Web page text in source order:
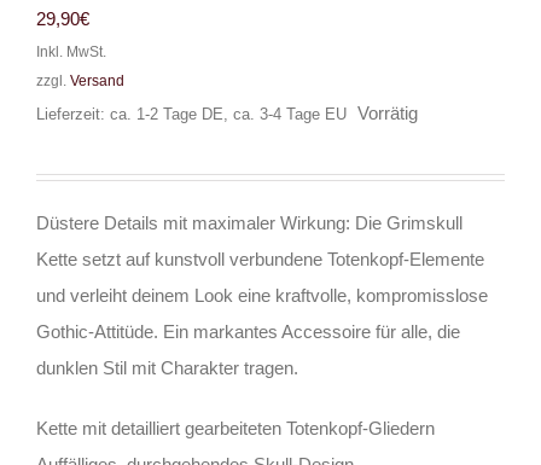
29,90€
Inkl. MwSt.
zzgl. Versand
Lieferzeit: ca. 1-2 Tage DE, ca. 3-4 Tage EU
Vorrätig
Düstere Details mit maximaler Wirkung: Die Grimskull
Kette setzt auf kunstvoll verbundene Totenkopf-Elemente
und verleiht deinem Look eine kraftvolle, kompromisslose
Gothic-Attitüde. Ein markantes Accessoire für alle, die
dunklen Stil mit Charakter tragen.
Kette mit detailliert gearbeiteten Totenkopf-Gliedern